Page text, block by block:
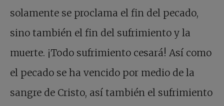
solamente se proclama el fin del pecado,
sino también el fin del sufrimiento y la
muerte. ¡Todo sufrimiento cesará! Así como
el pecado se ha vencido por medio de la
sangre de Cristo, así también el sufrimiento